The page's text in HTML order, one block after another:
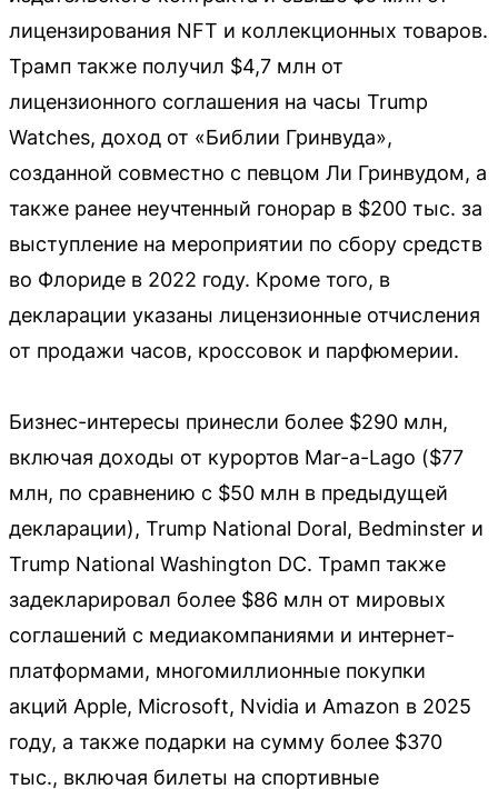
лицензирования NFT и коллекционных товаров.
Трамп также получил $4,7 млн от
лицензионного соглашения на часы Trump
Watches, доход от «Библии Гринвуда»,
созданной совместно с певцом Ли Гринвудом, а
также ранее неучтенный гонорар в $200 тыс. за
выступление на мероприятии по сбору средств
во Флориде в 2022 году. Кроме того, в
декларации указаны лицензионные отчисления
от продажи часов, кроссовок и парфюмерии.
Бизнес-интересы принесли более $290 млн,
включая доходы от курортов Mar-a-Lago ($77
млн, по сравнению с $50 млн в предыдущей
декларации), Trump National Doral, Bedminster и
Trump National Washington DC. Трамп также
задекларировал более $86 млн от мировых
соглашений с медиакомпаниями и интернет-
платформами, многомиллионные покупки
акций Apple, Microsoft, Nvidia и Amazon в 2025
году, а также подарки на сумму более $370
тыс., включая билеты на спортивные